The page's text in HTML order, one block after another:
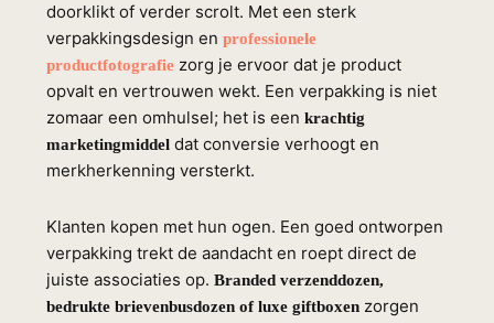
doorklikt of verder scrolt. Met een sterk
verpakkingsdesign en professionele
productfotografiezorg je ervoor dat je product
opvalt en vertrouwen wekt. Een verpakking is niet
zomaar een omhulsel; het is een krachtig
marketingmiddeldat conversie verhoogt en
merkherkenning versterkt.
Klanten kopen met hun ogen. Een goed ontworpen
verpakking trekt de aandacht en roept direct de
juiste associaties op. Branded verzenddozen,
bedrukte brievenbusdozen of luxe giftboxenzorgen